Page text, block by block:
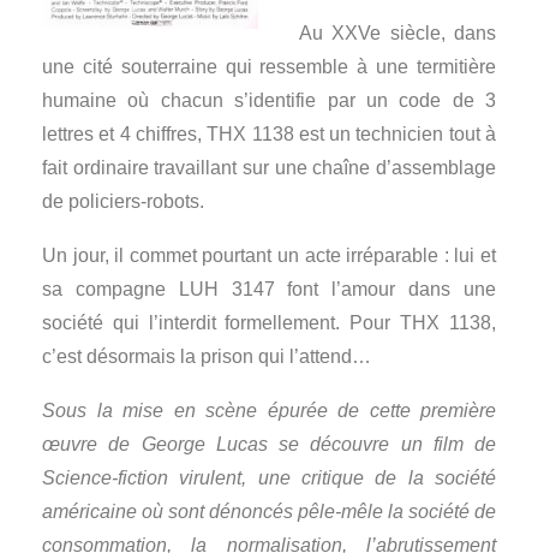
Au XXVe siècle, dans
une cité souterraine qui ressemble à une termitière
humaine où chacun s’identifie par un code de 3
lettres et 4 chiffres, THX 1138 est un technicien tout à
fait ordinaire travaillant sur une chaîne d’assemblage
de policiers-robots.
Un jour, il commet pourtant un acte irréparable : lui et
sa compagne LUH 3147 font l’amour dans une
société qui l’interdit formellement. Pour THX 1138,
c’est désormais la prison qui l’attend…
Sous la mise en scène épurée de cette première
œuvre de George Lucas se découvre un film de
Science-fiction virulent, une critique de la société
américaine où sont dénoncés pêle-mêle la société de
consommation, la normalisation, l’abrutissement